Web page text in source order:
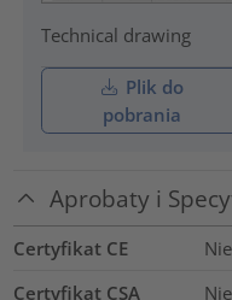
Technical drawing
Plik do
pobrania
Aprobaty i
Certyfikat CE
Nie
Certyfikat CSA
Nie